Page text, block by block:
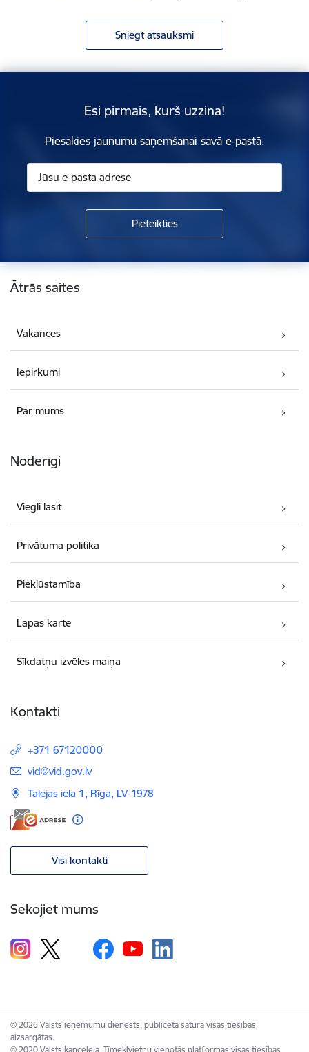
Sniegt atsauksmi
Esi pirmais, kurš uzzina!
Piesakies jaunumu saņemšanai savā e-pastā.
Kājene
Ātrās saites
Vakances
Iepirkumi
Par mums
Noderīgi
Viegli lasīt
Privātuma politika
Piekļūstamība
Lapas karte
Sīkdatņu izvēles maiņa
Kontakti
+371 67120000
E-pasts:
vid@vid.gov.lv
Talejas iela 1, Rīga, LV-1978
Visi kontakti
Sekojiet mums
© 2026 Valsts ieņēmumu dienests, publicētā satura visas tiesības
aizsargātas.
© 2020 Valsts kanceleja, Tīmekļvietņu vienotās platformas visas tiesības